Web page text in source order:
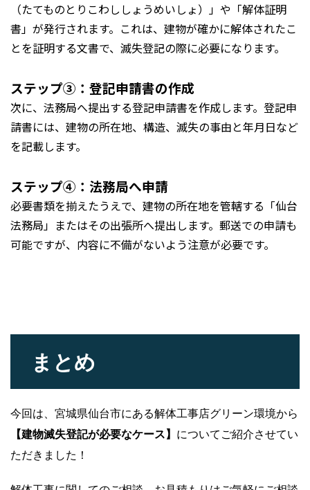
（たてものとりこわししょうめいしょ）」や「解体証明
書」が発行されます。これは、建物が確かに解体されたこ
とを証明する文書で、滅失登記の際に必要になります。
ステップ③：登記申請書の作成
次に、法務局へ提出する登記申請書を作成します。登記申
請書には、建物の所在地、構造、滅失の事由と年月日など
を記載します。
ステップ④：法務局へ申請
必要書類を揃えたうえで、建物の所在地を管轄する「仙台
法務局」またはその出張所へ提出します。郵送での申請も
可能ですが、内容に不備がないよう注意が必要です。
まとめ
今回は、宮城県仙台市にある解体工事店グリーン環境から
【建物滅失登記が必要なケース】 についてご紹介させてい
ただきました！